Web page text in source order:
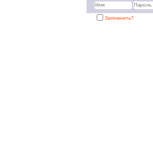
Запомнить?